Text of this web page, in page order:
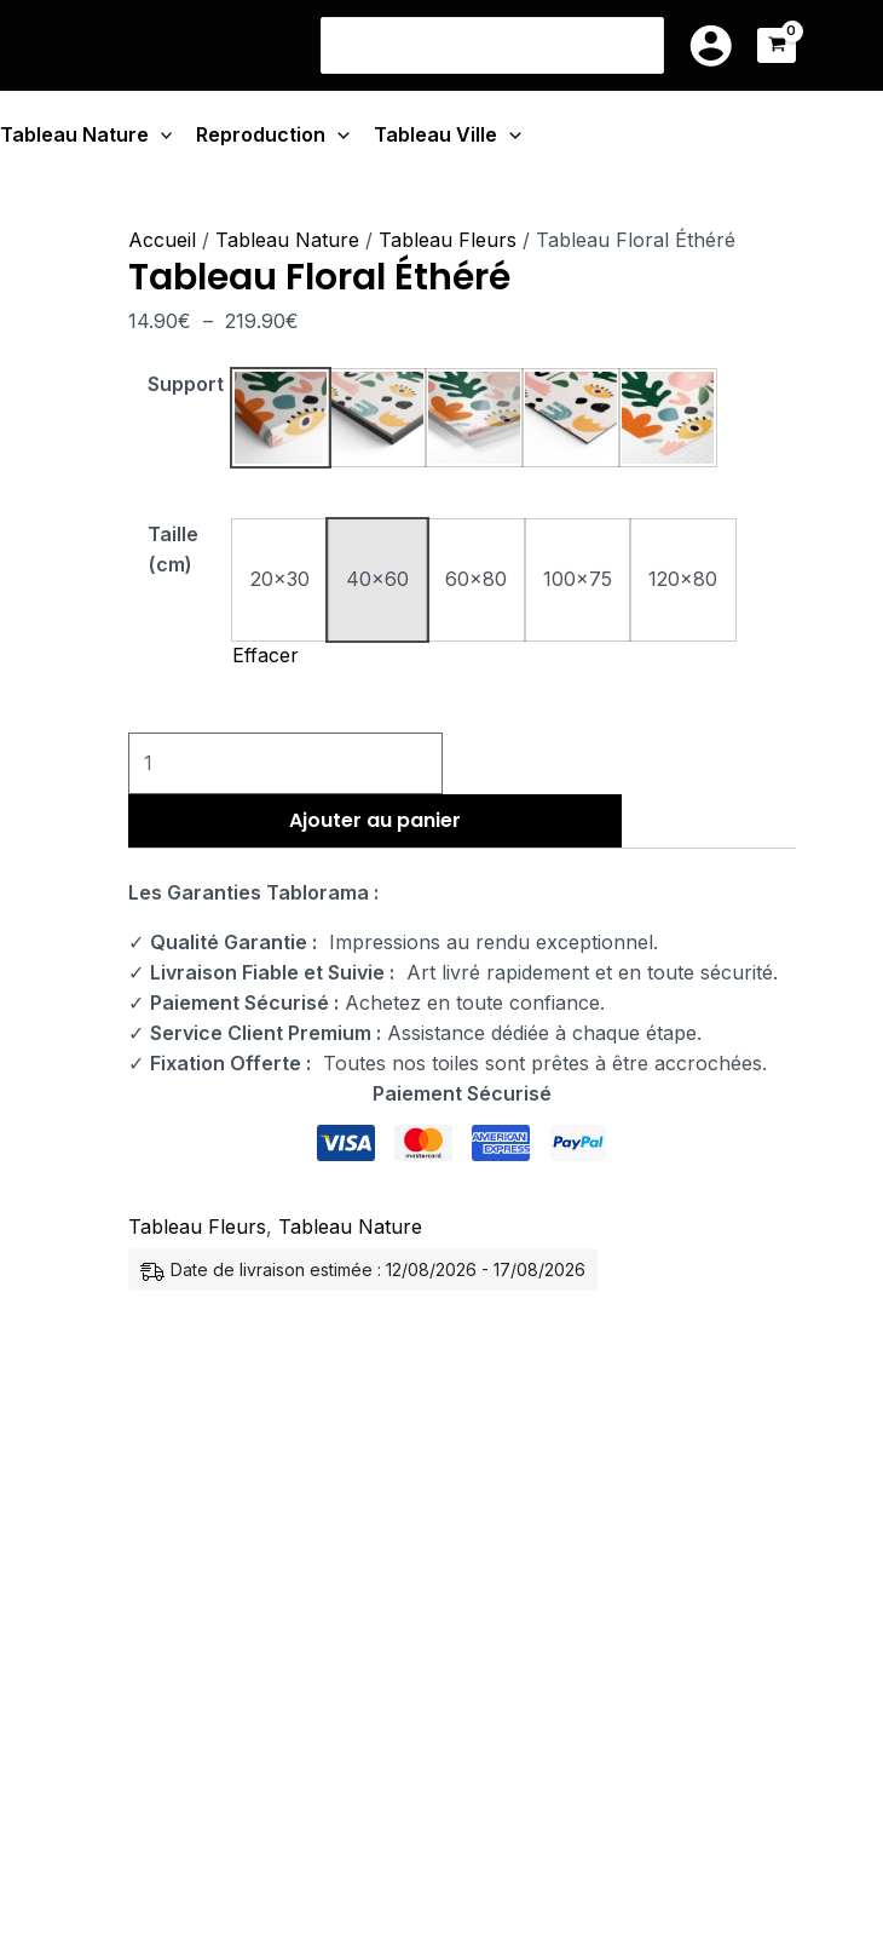
Tableau Nature Reproduction Tableau Ville
Accueil / Tableau Nature / Tableau Fleurs / Tableau Floral Éthéré
Tableau Floral Éthéré
14.90€ – 219.90€
Plage
prix :
à
Support
Tableau Monté Sur Châssis
Tableau Cadre Flottant
Tableau PlexiglasTableau AluminiumPoster sur Papier
Taille
(cm)
20x30 40x60 60x80 100x75 120x80
Effacer
Éthéré
Ajouter au panier
Les Garanties Tablorama :
✓ Qualité Garantie : Impressions au rendu exceptionnel.
✓ Livraison Fiable et Suivie : Art livré rapidement et en toute sécurité.
✓ Paiement Sécurisé : Achetez en toute confiance.
✓ Service Client Premium : Assistance dédiée à chaque étape.
✓ Fixation Offerte : Toutes nos toiles sont prêtes à être accrochées.
Paiement Sécurisé
Tableau Fleurs, Tableau Nature
Date de livraison estimée : 12/08/2026 - 17/08/2026
14.90€
219.90€